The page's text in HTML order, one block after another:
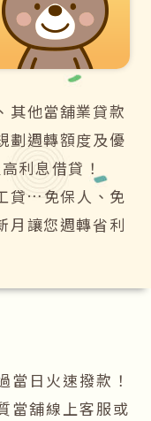
其他當舖業貸款
劃週轉額度及優
利息借貸！
貸…免保人、免
月讓您週轉省利
當日火速撥款！
當舖線上客服或